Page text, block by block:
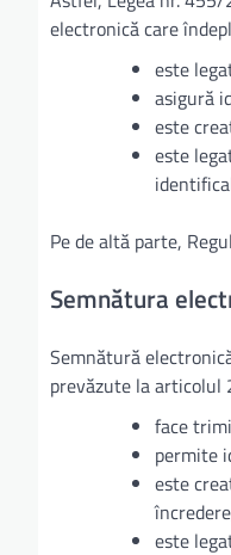
electronică care
este
asigură
este
este
Pe de altă parte,
Semnătura
Semnătură
prevăzute la articolul
face
permite
este
este